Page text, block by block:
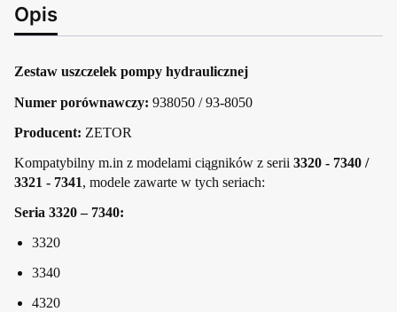
Opis
Zestaw uszczelek pompy hydraulicznej
Numer porównawczy: 938050 / 93-8050
Producent: ZETOR
Kompatybilny m.in z modelami ciągników z serii 3320 - 7340 /
3321 - 7341, modele zawarte w tych seriach:
Seria 3320 – 7340:
3320
3340
4320